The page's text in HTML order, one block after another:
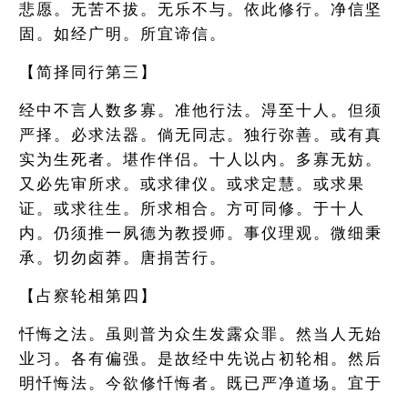
悲愿。无苦不拔。无乐不与。依此修行。净信坚
固。如经广明。所宜谛信。
【简择同行第三】
经中不言人数多寡。准他行法。淂至十人。但须
严择。必求法器。倘无同志。独行弥善。或有真
实为生死者。堪作伴侣。十人以内。多寡无妨。
又必先审所求。或求律仪。或求定慧。或求果
证。或求往生。所求相合。方可同修。于十人
内。仍须推一夙德为教授师。事仪理观。微细秉
承。切勿卤莽。唐捐苦行。
【占察轮相第四】
忏悔之法。虽则普为众生发露众罪。然当人无始
业习。各有偏强。是故经中先说占初轮相。然后
明忏悔法。今欲修忏悔者。既已严净道场。宜于